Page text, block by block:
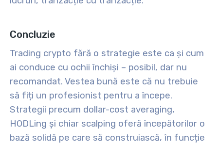
Concluzie
Trading crypto fără o strategie este ca și cum
ai conduce cu ochii închiși – posibil, dar nu
recomandat. Vestea bună este că nu trebuie
să fiți un profesionist pentru a începe.
Strategii precum dollar-cost averaging,
HODLing și chiar scalping oferă începătorilor o
bază solidă pe care să construiască, în funcție